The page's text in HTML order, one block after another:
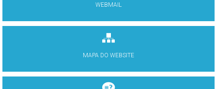
WEBMAIL
MAPA DO WEBSITE